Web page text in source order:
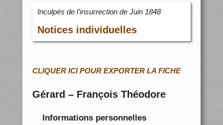
Inculpés de l’insurrection de Juin 1848
Notices individuelles
CLIQUER ICI POUR EXPORTER LA FICHE
Gérard – François Théodore
Informations personnelles